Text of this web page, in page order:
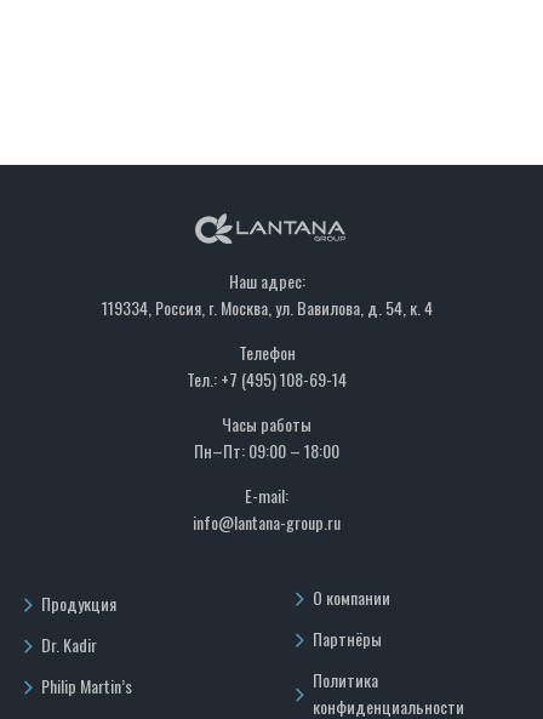
Наш адрес:
119334, Россия, г. Москва, ул. Вавилова, д. 54, к. 4
Телефон
Тел.: +7 (495) 108-69-14
Часы работы
Пн–Пт: 09:00 – 18:00
E-mail:
info@lantana-group.ru
Продукция
Dr. Kadir
Philip Martin’s
О компании
Партнёры
Политика
конфиденциальности